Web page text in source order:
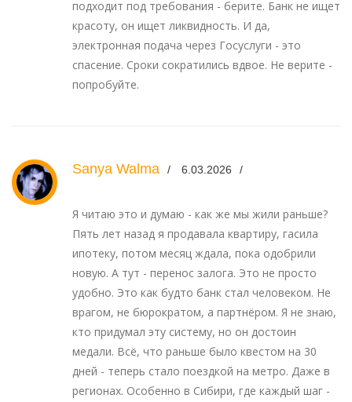
подходит под требования - берите. Банк не ищет
красоту, он ищет ликвидность. И да,
электронная подача через Госуслуги - это
спасение. Сроки сократились вдвое. Не верите -
попробуйте.
Sanya Walma 6.03.2026
Я читаю это и думаю - как же мы жили раньше?
Пять лет назад я продавала квартиру, гасила
ипотеку, потом месяц ждала, пока одобрили
новую. А тут - перенос залога. Это не просто
удобно. Это как будто банк стал человеком. Не
врагом, не бюрократом, а партнёром. Я не знаю,
кто придумал эту систему, но он достоин
медали. Всё, что раньше было квестом на 30
дней - теперь стало поездкой на метро. Даже в
регионах. Особенно в Сибири, где каждый шаг -